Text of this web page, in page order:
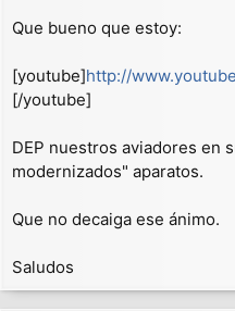
Que bueno que estoy:
[youtube]http://
[/youtube]
DEP nuestros aviadores en
modernizados" aparatos.
Que no decaiga ese ánimo.
Saludos